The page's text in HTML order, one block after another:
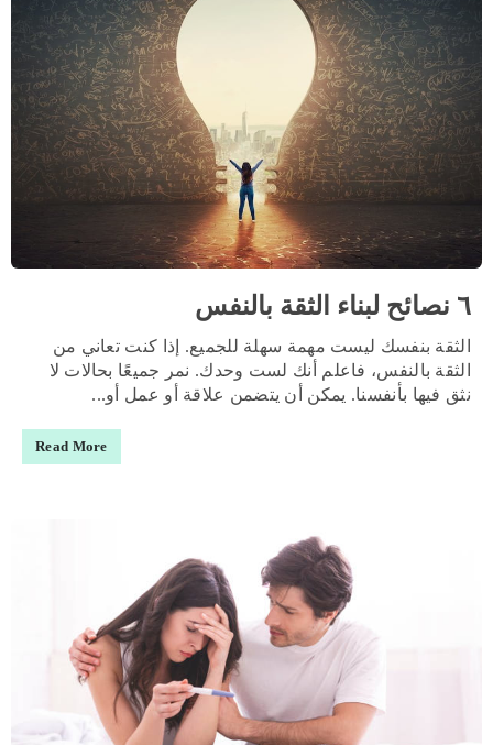
٦ نصائح لبناء الثقة بالنفس
الثقة بنفسك ليست مهمة سهلة للجميع. إذا كنت تعاني من
الثقة بالنفس، فاعلم أنك لست وحدك. نمر جميعًا بحالات لا
نثق فيها بأنفسنا. يمكن أن يتضمن علاقة أو عمل أو...
Read More